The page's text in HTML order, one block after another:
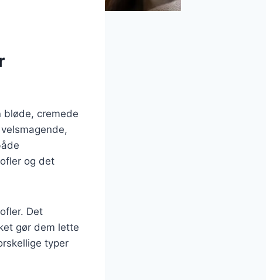
bløde, cremede
og det
Det
gør dem lette
typer